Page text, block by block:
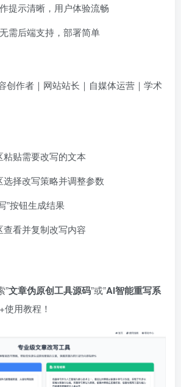
提示清晰，用户体验流畅
需后端支持，部署简单
创作者｜网站站长｜自媒体运营｜学术
粘贴需要改写的文本
选择改写策略并调整参数
”按钮生成结果
查看并复制改写内容
”​文章伪原创工具源码​”或”​AI智能重写系
使用教程！